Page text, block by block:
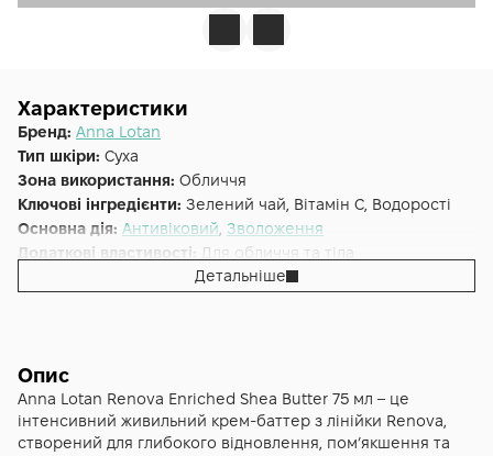
Характеристики
Бренд: Anna Lotan
Тип шкіри: Суха
Зона використання: Обличчя
Ключові інгредієнти: Зелений чай, Вітамін C, Водорості
Основна дія: Антивіковий Зволоження
Додаткові властивості: Для обличчя та тіла
Renova Enriched Shea Butter
Детальніше
Опис
Anna Lotan Renova Enriched Shea Butter 75 мл – це
інтенсивний живильний крем-баттер з лінійки Renova,
створений для глибокого відновлення, пом’якшення та